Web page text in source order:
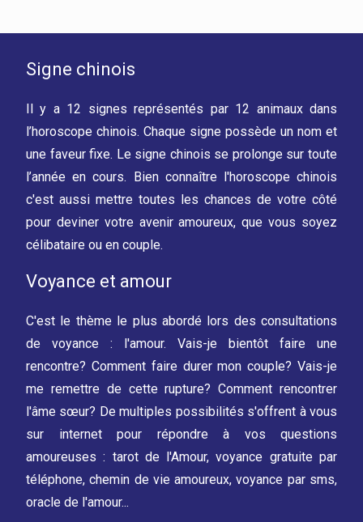
Signe chinois
Il y a 12 signes représentés par 12 animaux dans
l’horoscope chinois. Chaque signe possède un nom et
une faveur fixe. Le signe chinois se prolonge sur toute
l’année en cours. Bien connaître l'horoscope chinois
c'est aussi mettre toutes les chances de votre côté
pour deviner votre avenir amoureux, que vous soyez
célibataire ou en couple.
Voyance et amour
C'est le thème le plus abordé lors des consultations
de voyance : l'amour. Vais-je bientôt faire une
rencontre? Comment faire durer mon couple? Vais-je
me remettre de cette rupture? Comment rencontrer
l'âme sœur? De multiples possibilités s'offrent à vous
sur internet pour répondre à vos questions
amoureuses : tarot de l'Amour, voyance gratuite par
téléphone, chemin de vie amoureux, voyance par sms,
oracle de l'amour...